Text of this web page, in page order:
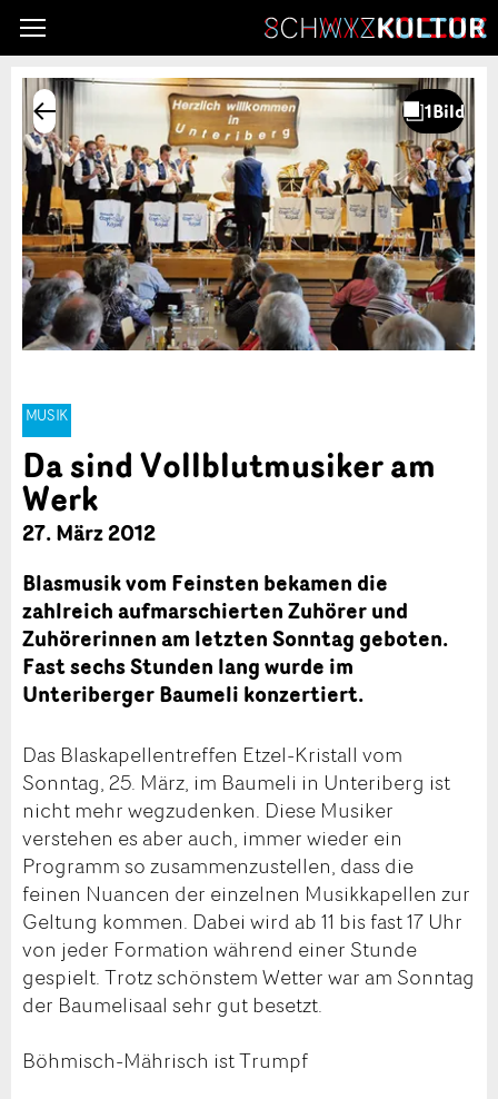
MUSIK
Da sind Vollblutmusiker am
Werk
27. März 2012
Blasmusik vom Feinsten bekamen die
zahlreich aufmarschierten Zuhörer und
Zuhörerinnen am letzten Sonntag geboten.
Fast sechs Stunden lang wurde im
Unteriberger Baumeli konzertiert.
Das Blaskapellentreffen Etzel-Kristall vom
Sonntag, 25. März, im Baumeli in Unteriberg ist
nicht mehr wegzudenken. Diese Musiker
verstehen es aber auch, immer wieder ein
Programm so zusammenzustellen, dass die
feinen Nuancen der einzelnen Musikkapellen zur
Geltung kommen. Dabei wird ab 11 bis fast 17 Uhr
von jeder Formation während einer Stunde
gespielt. Trotz schönstem Wetter war am Sonntag
der Baumelisaal sehr gut besetzt.
Böhmisch-Mährisch ist Trumpf